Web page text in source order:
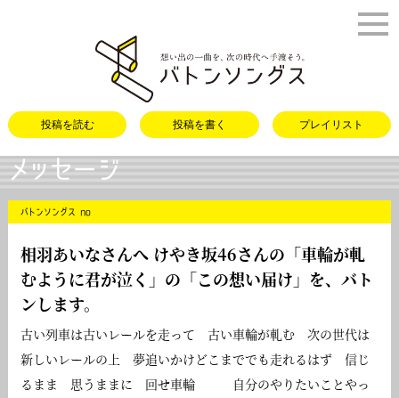
投稿を読む 投稿を書く プレイリスト
メッセージ
バトンソングス no
相羽あいなさんへ けやき坂46さんの「車輪が軋
むように君が泣く」の「この想い届け 」を、バト
ンします。
古い列車は古いレールを走って 古い車輪が軋む 次の世代は
新しいレールの上 夢追いかけどこまででも走れるはず 信じ
るまま 思うままに 回せ車輪 自分のやりたいことやっ